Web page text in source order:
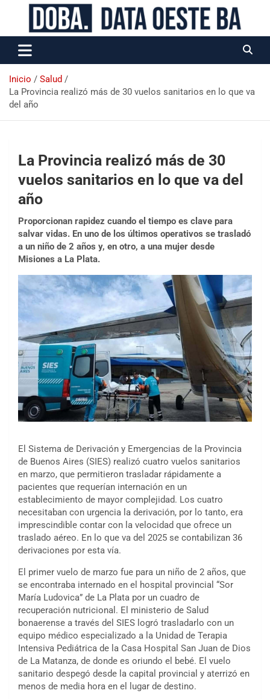
Data Oeste BA
Inicio
Salud
La Provincia realizó más de 30 vuelos sanitarios en lo que va
del año
La Provincia realizó más de 30
vuelos sanitarios en lo que va del
año
Proporcionan rapidez cuando el tiempo es clave para
salvar vidas. En uno de los últimos operativos se trasladó
a un niño de 2 años y, en otro, a una mujer desde
Misiones a La Plata.
El Sistema de Derivación y Emergencias de la Provincia
de Buenos Aires (SIES) realizó cuatro vuelos sanitarios
en marzo, que permitieron trasladar rápidamente a
pacientes que requerían internación en un
establecimiento de mayor complejidad. Los cuatro
necesitaban con urgencia la derivación, por lo tanto, era
imprescindible contar con la velocidad que ofrece un
traslado aéreo. En lo que va del 2025 se contabilizan 36
derivaciones por esta vía.
El primer vuelo de marzo fue para un niño de 2 años, que
se encontraba internado en el hospital provincial “Sor
María Ludovica” de La Plata por un cuadro de
recuperación nutricional. El ministerio de Salud
bonaerense a través del SIES logró trasladarlo con un
equipo médico especializado a la Unidad de Terapia
Intensiva Pediátrica de la Casa Hospital San Juan de Dios
de La Matanza, de donde es oriundo el bebé. El vuelo
sanitario despegó desde la capital provincial y aterrizó en
menos de media hora en el lugar de destino.